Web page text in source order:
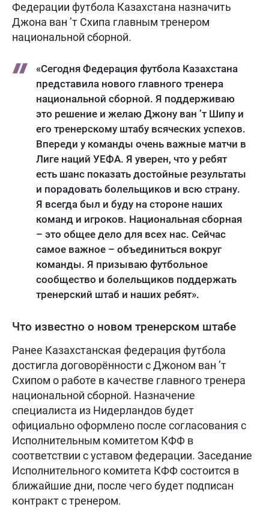
Федерации футбола Казахстана назначить
Джона ван ’т Схипа главным тренером
национальной сборной.
«Сегодня Федерация футбола Казахстана
представила нового главного тренера
национальной сборной. Я поддерживаю
это решение и желаю Джону ван ’т Шипу и
его тренерскому штабу всяческих успехов.
Впереди у команды очень важные матчи в
Лиге наций УЕФА. Я уверен, что у ребят
есть шанс показать достойные результаты
и порадовать болельщиков и всю страну.
Я всегда был и буду на стороне наших
команд и игроков. Национальная сборная
– это общее дело для всех нас. Сейчас
самое важное – объединиться вокруг
команды. Я призываю футбольное
сообщество и болельщиков поддержать
тренерский штаб и наших ребят».
Что известно о новом тренерском штабе
Ранее Казахстанская федерация футбола
достигла договорённости с Джоном ван ’т
Схипом о работе в качестве главного тренера
национальной сборной. Назначение
специалиста из Нидерландов будет
официально оформлено после согласования с
Исполнительным комитетом КФФ в
соответствии с уставом федерации. Заседание
Исполнительного комитета КФФ состоится в
ближайшие дни, после чего будет подписан
контракт с тренером.